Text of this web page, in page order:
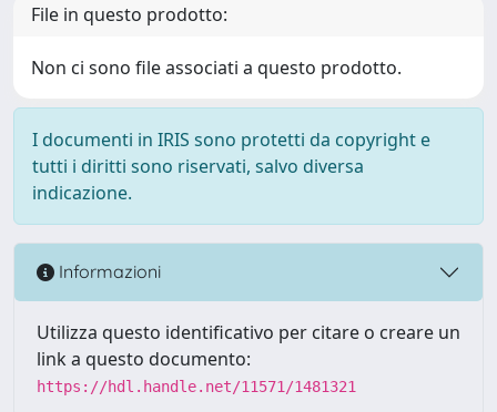
File in questo prodotto:
Non ci sono file associati a questo prodotto.
I documenti in IRIS sono protetti da copyright e
tutti i diritti sono riservati, salvo diversa
indicazione.
Informazioni
Utilizza questo identificativo per citare o creare un
link a questo documento:
https://hdl.handle.net/11571/1481321